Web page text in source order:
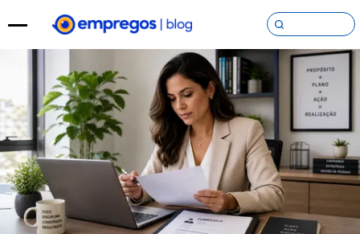
Pular para o conteúdo